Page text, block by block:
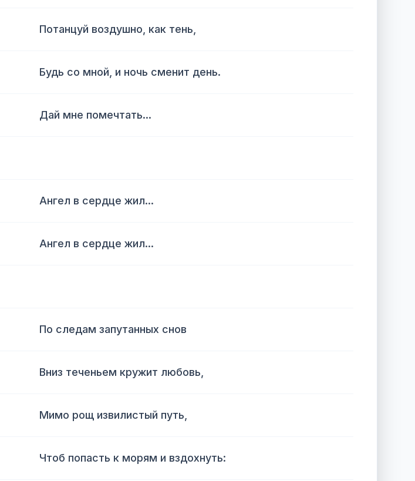
Потанцуй воздушно, как тень,
Будь со мной, и ночь сменит день.
Дай мне помечтать...
Ангел в сердце жил...
Ангел в сердце жил...
По следам запутанных снов
Вниз теченьем кружит любовь,
Мимо рощ извилистый путь,
Чтоб попасть к морям и вздохнуть: